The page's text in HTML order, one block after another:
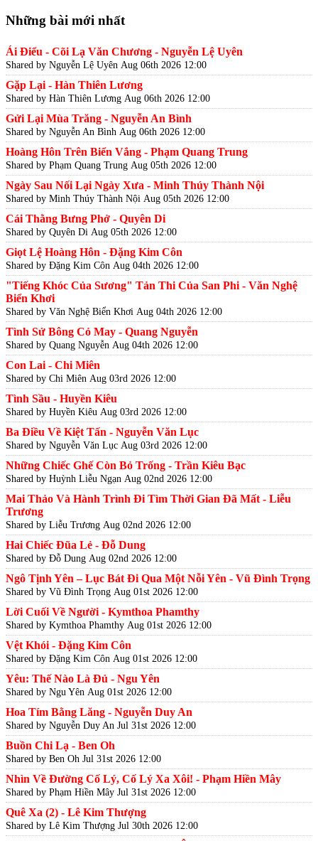
Những bài mới nhất
Ái Điểu - Cõi Lạ Văn Chương - Nguyễn Lệ Uyên
Shared by Nguyễn Lệ Uyên Aug 06th 2026 12:00
Gặp Lại - Hàn Thiên Lương
Shared by Hàn Thiên Lương Aug 06th 2026 12:00
Gửi Lại Mùa Trăng - Nguyễn An Bình
Shared by Nguyễn An Bình Aug 06th 2026 12:00
Hoàng Hôn Trên Biển Vắng - Phạm Quang Trung
Shared by Phạm Quang Trung Aug 05th 2026 12:00
Ngày Sau Nối Lại Ngày Xưa - Minh Thúy Thành Nội
Shared by Minh Thúy Thành Nội Aug 05th 2026 12:00
Cái Thằng Bưng Phở - Quyên Di
Shared by Quyên Di Aug 05th 2026 12:00
Giọt Lệ Hoàng Hôn - Đặng Kim Côn
Shared by Đặng Kim Côn Aug 04th 2026 12:00
"Tiếng Khóc Của Sương" Tản Thi Của San Phi - Văn Nghệ
Biển Khơi
Shared by Văn Nghệ Biển Khơi Aug 04th 2026 12:00
Tình Sử Bông Cỏ May - Quang Nguyễn
Shared by Quang Nguyễn Aug 04th 2026 12:00
Con Lai - Chi Miên
Shared by Chi Miên Aug 03rd 2026 12:00
Tình Sầu - Huyền Kiêu
Shared by Huyền Kiêu Aug 03rd 2026 12:00
Ba Điều Về Kiệt Tấn - Nguyễn Văn Lục
Shared by Nguyễn Văn Lục Aug 03rd 2026 12:00
Những Chiếc Ghế Còn Bỏ Trống - Trần Kiêu Bạc
Shared by Huỳnh Liễu Ngạn Aug 02nd 2026 12:00
Mai Thảo Và Hành Trình Đi Tìm Thời Gian Đã Mất - Liễu
Trương
Shared by Liễu Trương Aug 02nd 2026 12:00
Hai Chiếc Đũa Lẻ - Đỗ Dung
Shared by Đỗ Dung Aug 02nd 2026 12:00
Ngô Tịnh Yên – Lục Bát Đi Qua Một Nỗi Yên - Vũ Đình Trọng
Shared by Vũ Đình Trọng Aug 01st 2026 12:00
Lời Cuối Về Người - Kymthoa Phamthy
Shared by Kymthoa Phamthy Aug 01st 2026 12:00
Vệt Khói - Đặng Kim Côn
Shared by Đặng Kim Côn Aug 01st 2026 12:00
Yêu: Thế Nào Là Đủ - Ngu Yên
Shared by Ngu Yên Aug 01st 2026 12:00
Hoa Tím Bằng Lăng - Nguyễn Duy An
Shared by Nguyễn Duy An Jul 31st 2026 12:00
Buồn Chi Lạ - Ben Oh
Shared by Ben Oh Jul 31st 2026 12:00
Nhìn Về Đường Cố Lý, Cố Lý Xa Xôi! - Phạm Hiền Mây
Shared by Phạm Hiền Mây Jul 31st 2026 12:00
Quê Xa (2) - Lê Kim Thượng
Shared by Lê Kim Thượng Jul 30th 2026 12:00